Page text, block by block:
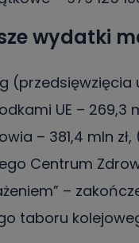
19 dostępu
sprzeciwu
Do czasu
Jakie
Państwa (lub
źródeł
adres
oraz
wydatki
(przedsięwzięcia
UE – 269,3
– 381,4 mln
Centrum
–
taboru